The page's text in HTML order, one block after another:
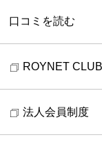
口コミを読む
ROYNET
法人会員制度